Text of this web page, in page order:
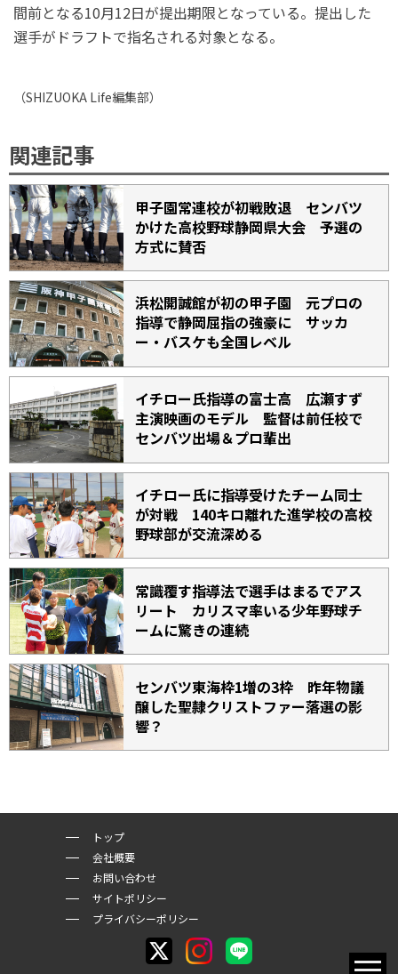
間前となる10月12日が提出期限となっている。提出した
選手がドラフトで指名される対象となる。
（SHIZUOKA Life編集部）
関連記事
甲子園常連校が初戦敗退 センバツ
かけた高校野球静岡県大会 予選の
方式に賛否
浜松開誠館が初の甲子園 元プロの
指導で静岡屈指の強豪に サッカ
ー・バスケも全国レベル
イチロー氏指導の富士高 広瀬すず
主演映画のモデル 監督は前任校で
センバツ出場＆プロ輩出
イチロー氏に指導受けたチーム同士
が対戦 140キロ離れた進学校の高校
野球部が交流深める
常識覆す指導法で選手はまるでアス
リート カリスマ率いる少年野球チ
ームに驚きの連続
センバツ東海枠1増の3枠 昨年物議
醸した聖隷クリストファー落選の影
響？
トップ
会社概要
お問い合わせ
サイトポリシー
プライバシーポリシー